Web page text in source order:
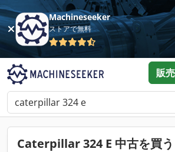
Machineseeker
ストアで無料
販売
Caterpillar 324 E 中古を買う